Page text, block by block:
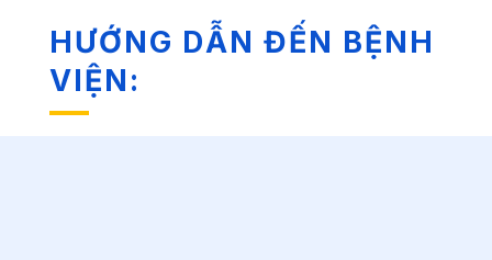
HƯỚNG DẪN ĐẾN BỆNH
VIỆN: